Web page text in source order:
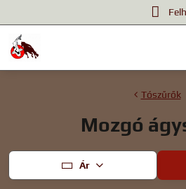
Tószűrők
Mozgó
Ár